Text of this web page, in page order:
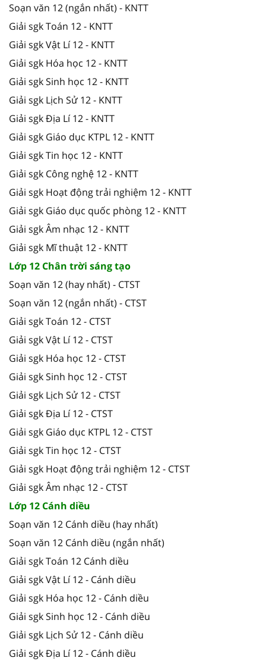
Soạn văn 12 (ngắn nhất) - KNTT
Giải sgk Toán 12 - KNTT
Giải sgk Vật Lí 12 - KNTT
Giải sgk Hóa học 12 - KNTT
Giải sgk Sinh học 12 - KNTT
Giải sgk Lịch Sử 12 - KNTT
Giải sgk Địa Lí 12 - KNTT
Giải sgk Giáo dục KTPL 12 - KNTT
Giải sgk Tin học 12 - KNTT
Giải sgk Công nghệ 12 - KNTT
Giải sgk Hoạt động trải nghiệm 12 - KNTT
Giải sgk Giáo dục quốc phòng 12 - KNTT
Giải sgk Âm nhạc 12 - KNTT
Giải sgk Mĩ thuật 12 - KNTT
Lớp 12 Chân trời sáng tạo
Soạn văn 12 (hay nhất) - CTST
Soạn văn 12 (ngắn nhất) - CTST
Giải sgk Toán 12 - CTST
Giải sgk Vật Lí 12 - CTST
Giải sgk Hóa học 12 - CTST
Giải sgk Sinh học 12 - CTST
Giải sgk Lịch Sử 12 - CTST
Giải sgk Địa Lí 12 - CTST
Giải sgk Giáo dục KTPL 12 - CTST
Giải sgk Tin học 12 - CTST
Giải sgk Hoạt động trải nghiệm 12 - CTST
Giải sgk Âm nhạc 12 - CTST
Lớp 12 Cánh diều
Soạn văn 12 Cánh diều (hay nhất)
Soạn văn 12 Cánh diều (ngắn nhất)
Giải sgk Toán 12 Cánh diều
Giải sgk Vật Lí 12 - Cánh diều
Giải sgk Hóa học 12 - Cánh diều
Giải sgk Sinh học 12 - Cánh diều
Giải sgk Lịch Sử 12 - Cánh diều
Giải sgk Địa Lí 12 - Cánh diều